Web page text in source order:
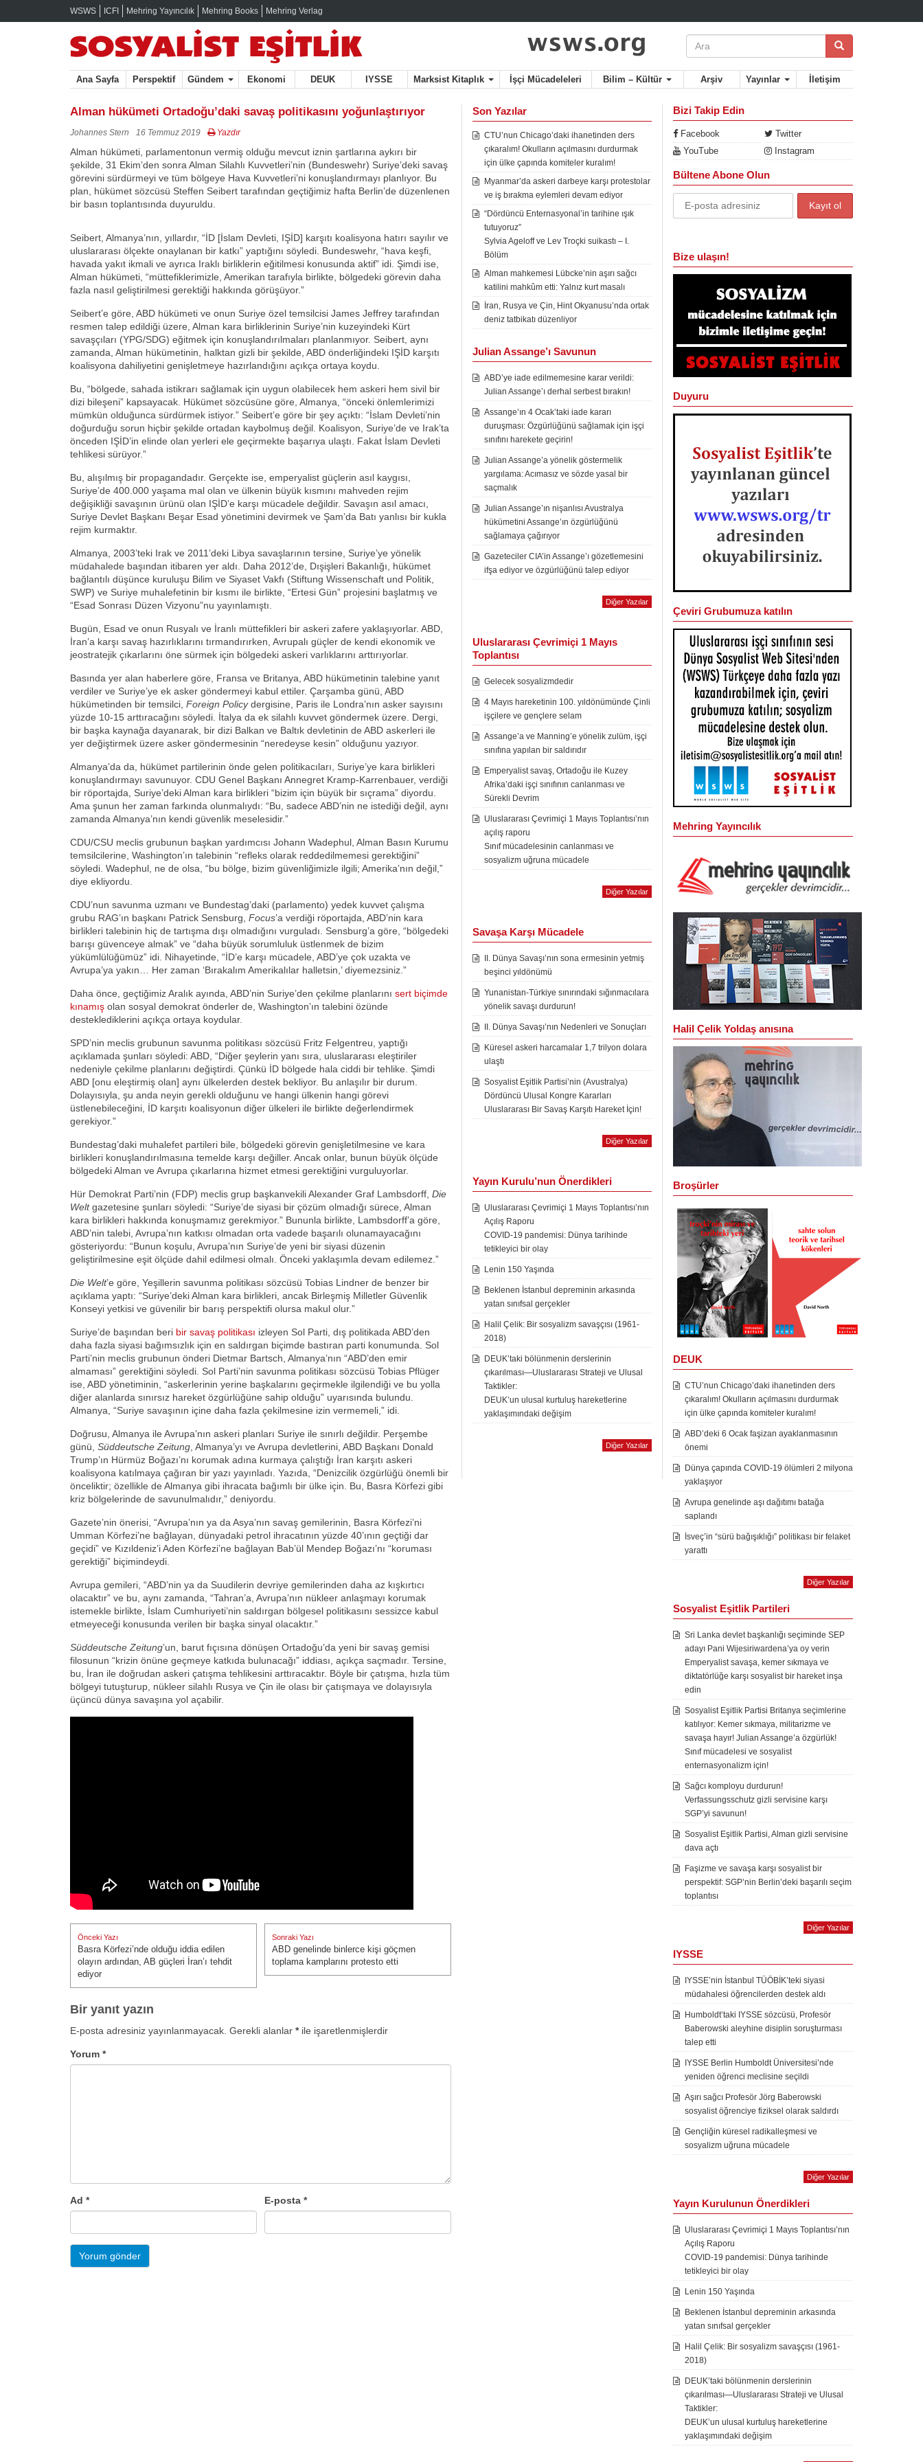
WSWS ICFI Mehring Yayıncılık Mehring Books Mehring Verlag
Ana Sayfa Perspektif Gündem Ekonomi DEUK IYSSE Marksist Kitaplık İşçi Mücadeleleri Bilim – Kültür Arşiv Yayınlar İletişim
Alman hükümeti Ortadoğu’daki savaş politikasını yoğunlaştırıyor
Johannes Stern 16 Temmuz 2019 Yazdır
Alman hükümeti, parlamentonun vermiş olduğu mevcut iznin şartlarına aykırı bir
şekilde, 31 Ekim’den sonra Alman Silahlı Kuvvetleri’nin (Bundeswehr) Suriye’deki savaş
görevini sürdürmeyi ve tüm bölgeye Hava Kuvvetleri’ni konuşlandırmayı planlıyor. Bu
plan, hükümet sözcüsü Steffen Seibert tarafından geçtiğimiz hafta Berlin’de düzenlenen
bir basın toplantısında duyuruldu.
Seibert, Almanya’nın, yıllardır, “İD [İslam Devleti, IŞİD] karşıtı koalisyona hatırı sayılır ve
uluslararası ölçekte onaylanan bir katkı” yaptığını söyledi. Bundeswehr, “hava keşfi,
havada yakıt ikmali ve ayrıca Iraklı birliklerin eğitilmesi konusunda aktif” idi. Şimdi ise,
Alman hükümeti, “müttefiklerimizle, Amerikan tarafıyla birlikte, bölgedeki görevin daha
fazla nasıl geliştirilmesi gerektiği hakkında görüşüyor.”
Seibert’e göre, ABD hükümeti ve onun Suriye özel temsilcisi James Jeffrey tarafından
resmen talep edildiği üzere, Alman kara birliklerinin Suriye’nin kuzeyindeki Kürt
savaşçıları (YPG/SDG) eğitmek için konuşlandırılmaları planlanmıyor. Seibert, aynı
zamanda, Alman hükümetinin, halktan gizli bir şekilde, ABD önderliğindeki IŞİD karşıtı
koalisyona dahiliyetini genişletmeye hazırlandığını açıkça ortaya koydu.
Bu, “bölgede, sahada istikrarı sağlamak için uygun olabilecek hem askeri hem sivil bir
dizi bileşeni” kapsayacak. Hükümet sözcüsüne göre, Almanya, “önceki önlemlerimizi
mümkün olduğunca sürdürmek istiyor.” Seibert’e göre bir şey açıktı: “İslam Devleti’nin
doğurduğu sorun hiçbir şekilde ortadan kaybolmuş değil. Koalisyon, Suriye’de ve Irak’ta
önceden IŞİD’in elinde olan yerleri ele geçirmekte başarıya ulaştı. Fakat İslam Devleti
tehlikesi sürüyor.”
Bu, alışılmış bir propagandadır. Gerçekte ise, emperyalist güçlerin asıl kaygısı,
Suriye’de 400.000 yaşama mal olan ve ülkenin büyük kısmını mahveden rejim
değişikliği savaşının ürünü olan IŞİD’e karşı mücadele değildir. Savaşın asıl amacı,
Suriye Devlet Başkanı Beşar Esad yönetimini devirmek ve Şam’da Batı yanlısı bir kukla
rejim kurmaktır.
Almanya, 2003’teki Irak ve 2011’deki Libya savaşlarının tersine, Suriye’ye yönelik
müdahalede başından itibaren yer aldı. Daha 2012’de, Dışişleri Bakanlığı, hükümet
bağlantılı düşünce kuruluşu Bilim ve Siyaset Vakfı (Stiftung Wissenschaft und Politik,
SWP) ve Suriye muhalefetinin bir kısmı ile birlikte, “Ertesi Gün” projesini başlatmış ve
“Esad Sonrası Düzen Vizyonu”nu yayınlamıştı.
Bugün, Esad ve onun Rusyalı ve İranlı müttefikleri bir askeri zafere yaklaşıyorlar. ABD,
İran’a karşı savaş hazırlıklarını tırmandırırken, Avrupalı güçler de kendi ekonomik ve
jeostratejik çıkarlarını öne sürmek için bölgedeki askeri varlıklarını arttırıyorlar.
Basında yer alan haberlere göre, Fransa ve Britanya, ABD hükümetinin talebine yanıt
verdiler ve Suriye’ye ek asker göndermeyi kabul ettiler. Çarşamba günü, ABD
hükümetinden bir temsilci, Foreign Policydergisine, Paris ile Londra’nın asker sayısını
yüzde 10-15 arttıracağını söyledi. İtalya da ek silahlı kuvvet göndermek üzere. Dergi,
bir başka kaynağa dayanarak, bir dizi Balkan ve Baltık devletinin de ABD askerleri ile
yer değiştirmek üzere asker göndermesinin “neredeyse kesin” olduğunu yazıyor.
Almanya’da da, hükümet partilerinin önde gelen politikacıları, Suriye’ye kara birlikleri
konuşlandırmayı savunuyor. CDU Genel Başkanı Annegret Kramp-Karrenbauer, verdiği
bir röportajda, Suriye’deki Alman kara birlikleri “bizim için büyük bir sıçrama” diyordu.
Ama şunun her zaman farkında olunmalıydı: “Bu, sadece ABD’nin ne istediği değil, aynı
zamanda Almanya’nın kendi güvenlik meselesidir.”
CDU/CSU meclis grubunun başkan yardımcısı Johann Wadephul, Alman Basın Kurumu
temsilcilerine, Washington’ın talebinin “refleks olarak reddedilmemesi gerektiğini”
söyledi. Wadephul, ne de olsa, “bu bölge, bizim güvenliğimizle ilgili; Amerika’nın değil,”
diye ekliyordu.
CDU’nun savunma uzmanı ve Bundestag’daki (parlamento) yedek kuvvet çalışma
grubu RAG’ın başkanı Patrick Sensburg, Focus’a verdiği röportajda, ABD’nin kara
birlikleri talebinin hiç de tartışma dışı olmadığını vurguladı. Sensburg’a göre, “bölgedeki
barışı güvenceye almak” ve “daha büyük sorumluluk üstlenmek de bizim
yükümlülüğümüz” idi. Nihayetinde, “İD’e karşı mücadele, ABD’ye çok uzakta ve
Avrupa’ya yakın… Her zaman ‘Bırakalım Amerikalılar halletsin,’ diyemezsiniz.”
Daha önce, geçtiğimiz Aralık ayında, ABD’nin Suriye’den çekilme planlarını sert biçimde
kınamış olan sosyal demokrat önderler de, Washington’ın talebini özünde
desteklediklerini açıkça ortaya koydular.
SPD’nin meclis grubunun savunma politikası sözcüsü Fritz Felgentreu, yaptığı
açıklamada şunları söyledi: ABD, “Diğer şeylerin yanı sıra, uluslararası eleştiriler
nedeniyle çekilme planlarını değiştirdi. Çünkü İD bölgede hala ciddi bir tehlike. Şimdi
ABD [onu eleştirmiş olan] aynı ülkelerden destek bekliyor. Bu anlaşılır bir durum.
Dolayısıyla, şu anda neyin gerekli olduğunu ve hangi ülkenin hangi görevi
üstlenebileceğini, İD karşıtı koalisyonun diğer ülkeleri ile birlikte değerlendirmek
gerekiyor.”
Bundestag’daki muhalefet partileri bile, bölgedeki görevin genişletilmesine ve kara
birlikleri konuşlandırılmasına temelde karşı değiller. Ancak onlar, bunun büyük ölçüde
bölgedeki Alman ve Avrupa çıkarlarına hizmet etmesi gerektiğini vurguluyorlar.
Hür Demokrat Parti’nin (FDP) meclis grup başkanvekili Alexander Graf Lambsdorff, Die
Weltgazetesine şunları söyledi: “Suriye’de siyasi bir çözüm olmadığı sürece, Alman
kara birlikleri hakkında konuşmamız gerekmiyor.” Bununla birlikte, Lambsdorff’a göre,
ABD’nin talebi, Avrupa’nın katkısı olmadan orta vadede başarılı olunamayacağını
gösteriyordu: “Bunun koşulu, Avrupa’nın Suriye’de yeni bir siyasi düzenin
geliştirilmesine eşit ölçüde dahil edilmesi olmalı. Önceki yaklaşımla devam edilemez.”
Die Welt’e göre, Yeşillerin savunma politikası sözcüsü Tobias Lindner de benzer bir
açıklama yaptı: “Suriye’deki Alman kara birlikleri, ancak Birleşmiş Milletler Güvenlik
Konseyi yetkisi ve güvenilir bir barış perspektifi olursa makul olur.”
Suriye’de başından beri bir savaş politikası izleyen Sol Parti, dış politikada ABD’den
daha fazla siyasi bağımsızlık için en saldırgan biçimde bastıran parti konumunda. Sol
Parti’nin meclis grubunun önderi Dietmar Bartsch, Almanya’nın “ABD’den emir
almaması” gerektiğini söyledi. Sol Parti’nin savunma politikası sözcüsü Tobias Pflüger
ise, ABD yönetiminin, “askerlerinin yerine başkalarını geçirmekle ilgilendiği ve bu yolla
diğer alanlarda sınırsız hareket özgürlüğüne sahip olduğu” uyarısında bulundu.
Almanya, “Suriye savaşının içine daha fazla çekilmesine izin vermemeli,” idi.
Doğrusu, Almanya ile Avrupa’nın askeri planları Suriye ile sınırlı değildir. Perşembe
günü, Süddeutsche Zeitung , Almanya’yı ve Avrupa devletlerini, ABD Başkanı Donald
Trump’ın Hürmüz Boğazı’nı korumak adına kurmaya çalıştığı İran karşıtı askeri
koalisyona katılmaya çağıran bir yazı yayınladı. Yazıda, “Denizcilik özgürlüğü önemli bir
önceliktir; özellikle de Almanya gibi ihracata bağımlı bir ülke için. Bu, Basra Körfezi gibi
kriz bölgelerinde de savunulmalıdır,” deniyordu.
Gazete’nin önerisi, “Avrupa’nın ya da Asya’nın savaş gemilerinin, Basra Körfezi’ni
Umman Körfezi’ne bağlayan, dünyadaki petrol ihracatının yüzde 40’ının geçtiği dar
geçidi” ve Kızıldeniz’i Aden Körfezi’ne bağlayan Bab’ül Mendep Boğazı’nı “koruması
gerektiği” biçimindeydi.
Avrupa gemileri, “ABD’nin ya da Suudilerin devriye gemilerinden daha az kışkırtıcı
olacaktır” ve bu, aynı zamanda, “Tahran’a, Avrupa’nın nükleer anlaşmayı korumak
istemekle birlikte, İslam Cumhuriyeti’nin saldırgan bölgesel politikasını sessizce kabul
etmeyeceği konusunda verilen bir başka sinyal olacaktır.”
Süddeutsche Zeitung’un, barut fıçısına dönüşen Ortadoğu’da yeni bir savaş gemisi
filosunun “krizin önüne geçmeye katkıda bulunacağı” iddiası, açıkça saçmadır. Tersine,
bu, İran ile doğrudan askeri çatışma tehlikesini arttıracaktır. Böyle bir çatışma, hızla tüm
bölgeyi tutuşturup, nükleer silahlı Rusya ve Çin ile olası bir çatışmaya ve dolayısıyla
üçüncü dünya savaşına yol açabilir.
Yazı
gezinmesi
Önceki Yazı
Önceki Yazı:
Basra Körfezi’nde olduğu iddia edilen
olayın ardından, AB güçleri İran’ı tehdit
ediyor
Sonraki Yazı
Sonraki Yazı:
ABD genelinde binlerce kişi göçmen
toplama kamplarını protesto etti
Bir yanıt yazın
E-posta adresiniz yayınlanmayacak. Gerekli alanlar *ile işaretlenmişlerdir
Yorum *
Ad * E-posta*
Son Yazılar
CTU’nun Chicago’daki ihanetinden ders
çıkaralım! Okulların açılmasını durdurmak
için ülke çapında komiteler kuralım!
Myanmar’da askeri darbeye karşı protestolar
ve iş bırakma eylemleri devam ediyor
“Dördüncü Enternasyonal’in tarihine ışık
tutuyoruz”
Sylvia Ageloff ve Lev Troçki suikastı – I.
Bölüm
Alman mahkemesi Lübcke’nin aşırı sağcı
katilini mahkûm etti: Yalnız kurt masalı
İran, Rusya ve Çin, Hint Okyanusu’nda ortak
deniz tatbikatı düzenliyor
Julian Assange’ı Savunun
ABD’ye iade edilmemesine karar verildi:
Julian Assange’ı derhal serbest bırakın!
Assange’ın 4 Ocak’taki iade kararı
duruşması: Özgürlüğünü sağlamak için işçi
sınıfını harekete geçirin!
Julian Assange’a yönelik göstermelik
yargılama: Acımasız ve sözde yasal bir
saçmalık
Julian Assange’ın nişanlısı Avustralya
hükümetini Assange’ın özgürlüğünü
sağlamaya çağırıyor
Gazeteciler CIA’in Assange’ı gözetlemesini
ifşa ediyor ve özgürlüğünü talep ediyor
Diğer Yazılar
Uluslararası Çevrimiçi 1 Mayıs
Toplantısı
Gelecek sosyalizmdedir
4 Mayıs hareketinin 100. yıldönümünde Çinli
işçilere ve gençlere selam
Assange’a ve Manning’e yönelik zulüm, işçi
sınıfına yapılan bir saldırıdır
Emperyalist savaş, Ortadoğu ile Kuzey
Afrika’daki işçi sınıfının canlanması ve
Sürekli Devrim
Uluslararası Çevrimiçi 1 Mayıs Toplantısı’nın
açılış raporu
Sınıf mücadelesinin canlanması ve
sosyalizm uğruna mücadele
Diğer Yazılar
Savaşa Karşı Mücadele
II. Dünya Savaşı’nın sona ermesinin yetmiş
beşinci yıldönümü
Yunanistan-Türkiye sınırındaki sığınmacılara
yönelik savaşı durdurun!
II. Dünya Savaşı’nın Nedenleri ve Sonuçları
Küresel askeri harcamalar 1,7 trilyon dolara
ulaştı
Sosyalist Eşitlik Partisi’nin (Avustralya)
Dördüncü Ulusal Kongre Kararları
Uluslararası Bir Savaş Karşıtı Hareket İçin!
Diğer Yazılar
Yayın Kurulu’nun Önerdikleri
Uluslararası Çevrimiçi 1 Mayıs Toplantısı’nın
Açılış Raporu
COVID-19 pandemisi: Dünya tarihinde
tetikleyici bir olay
Lenin 150 Yaşında
Beklenen İstanbul depreminin arkasında
yatan sınıfsal gerçekler
Halil Çelik: Bir sosyalizm savaşçısı (1961-
2018)
DEUK’taki bölünmenin derslerinin
çıkarılması—Uluslararası Strateji ve Ulusal
Taktikler:
DEUK’un ulusal kurtuluş hareketlerine
yaklaşımındaki değişim
Diğer Yazılar
Bizi Takip Edin
Facebook
Twitter
YouTube
Instagram
Bültene Abone Olun
Bize ulaşın!
Duyuru
Çeviri Grubumuza katılın
Mehring Yayıncılık
Halil Çelik Yoldaş anısına
Broşürler
DEUK
CTU’nun Chicago’daki ihanetinden ders
çıkaralım! Okulların açılmasını durdurmak
için ülke çapında komiteler kuralım!
ABD’deki 6 Ocak faşizan ayaklanmasının
önemi
Dünya çapında COVID-19 ölümleri 2 milyona
yaklaşıyor
Avrupa genelinde aşı dağıtımı batağa
saplandı
İsveç’in “sürü bağışıklığı” politikası bir felaket
yarattı
Diğer Yazılar
Sosyalist Eşitlik Partileri
Sri Lanka devlet başkanlığı seçiminde SEP
adayı Pani Wijesiriwardena’ya oy verin
Emperyalist savaşa, kemer sıkmaya ve
diktatörlüğe karşı sosyalist bir hareket inşa
edin
Sosyalist Eşitlik Partisi Britanya seçimlerine
katılıyor: Kemer sıkmaya, militarizme ve
savaşa hayır! Julian Assange’a özgürlük!
Sınıf mücadelesi ve sosyalist
enternasyonalizm için!
Sağcı komployu durdurun!
Verfassungsschutz gizli servisine karşı
SGP’yi savunun!
Sosyalist Eşitlik Partisi, Alman gizli servisine
dava açtı
Faşizme ve savaşa karşı sosyalist bir
perspektif: SGP’nin Berlin’deki başarılı seçim
toplantısı
Diğer Yazılar
IYSSE
IYSSE’nin İstanbul TÜÖBİK’teki siyasi
müdahalesi öğrencilerden destek aldı
Humboldt’taki IYSSE sözcüsü, Profesör
Baberowski aleyhine disiplin soruşturması
talep etti
IYSSE Berlin Humboldt Üniversitesi’nde
yeniden öğrenci meclisine seçildi
Aşırı sağcı Profesör Jörg Baberowski
sosyalist öğrenciye fiziksel olarak saldırdı
Gençliğin küresel radikalleşmesi ve
sosyalizm uğruna mücadele
Diğer Yazılar
Yayın Kurulunun Önerdikleri
Uluslararası Çevrimiçi 1 Mayıs Toplantısı’nın
Açılış Raporu
COVID-19 pandemisi: Dünya tarihinde
tetikleyici bir olay
Lenin 150 Yaşında
Beklenen İstanbul depreminin arkasında
yatan sınıfsal gerçekler
Halil Çelik: Bir sosyalizm savaşçısı (1961-
2018)
DEUK’taki bölünmenin derslerinin
çıkarılması—Uluslararası Strateji ve Ulusal
Taktikler:
DEUK’un ulusal kurtuluş hareketlerine
yaklaşımındaki değişim